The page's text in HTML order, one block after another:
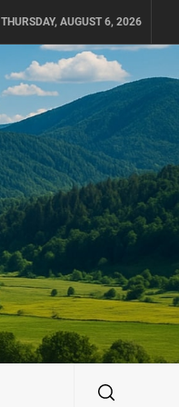
THURSDAY, AUGUST 6, 2026